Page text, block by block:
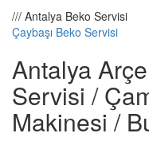
/// Antalya Beko Servisi
Çaybaşı Beko Servisi
Antalya
Servisi /
Makinesi /